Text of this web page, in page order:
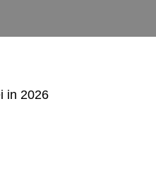
in 2026